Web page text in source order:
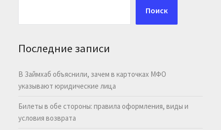
Поиск
Последние записи
В Займхаб объяснили, зачем в карточках МФО
указывают юридические лица
Билеты в обе стороны: правила оформления, виды и
условия возврата